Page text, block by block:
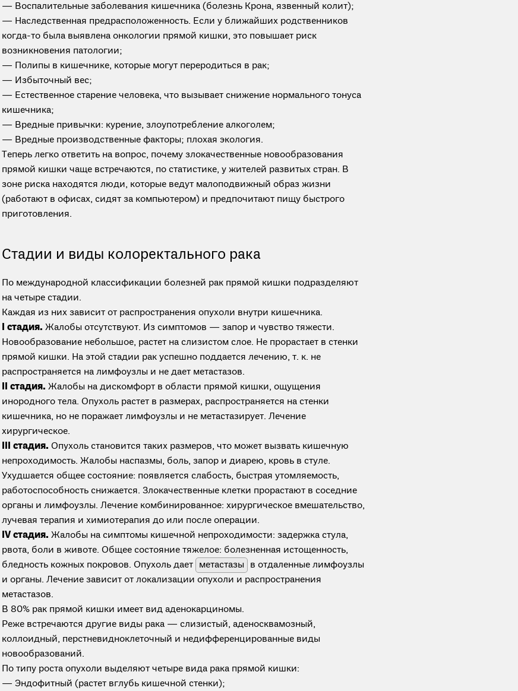
— Воспалительные заболевания кишечника (болезнь Крона, язвенный колит);
— Наследственная предрасположенность. Если у ближайших родственников
когда-то была выявлена онкологии прямой кишки, это повышает риск
возникновения патологии;
— Полипы в кишечнике, которые могут переродиться в рак;
— Избыточный вес;
— Естественное старение человека, что вызывает снижение нормального тонуса
кишечника;
— Вредные привычки: курение, злоупотребление алкоголем;
— Вредные производственные факторы; плохая экология.
Теперь легко ответить на вопрос, почему злокачественные новообразования
прямой кишки чаще встречаются, по статистике, у жителей развитых стран. В
зоне риска находятся люди, которые ведут малоподвижный образ жизни
(работают в офисах, сидят за компьютером) и предпочитают пищу быстрого
приготовления.
Стадии и виды колоректального рака
По международной классификации болезней рак прямой кишки подразделяют
на четыре стадии.
Каждая из них зависит от распространения опухоли внутри кишечника.
I стадия. Жалобы отсутствуют. Из симптомов — запор и чувство тяжести.
Новообразование небольшое, растет на слизистом слое. Не прорастает в стенки
прямой кишки. На этой стадии рак успешно поддается лечению, т. к. не
распространяется на лимфоузлы и не дает метастазов.
II стадия. Жалобы на дискомфорт в области прямой кишки, ощущения
инородного тела. Опухоль растет в размерах, распространяется на стенки
кишечника, но не поражает лимфоузлы и не метастазирует. Лечение
хирургическое.
III стадия. Опухоль становится таких размеров, что может вызвать кишечную
непроходимость. Жалобы наспазмы, боль, запор и диарею, кровь в стуле.
Ухудшается общее состояние: появляется слабость, быстрая утомляемость,
работоспособность снижается. Злокачественные клетки прорастают в соседние
органы и лимфоузлы. Лечение комбинированное: хирургическое вмешательство,
лучевая терапия и химиотерапия до или после операции.
IV стадия. Жалобы на симптомы кишечной непроходимости: задержка стула,
рвота, боли в животе. Общее состояние тяжелое: болезненная истощенность,
бледность кожных покровов. Опухоль дает метастазы в отдаленные лимфоузлы
и органы. Лечение зависит от локализации опухоли и распространения
метастазов.
В 80% рак прямой кишки имеет вид аденокарциномы.
Реже встречаются другие виды рака — слизистый, аденосквамозный,
коллоидный, перстневидноклеточный и недифференцированные виды
новообразований.
По типу роста опухоли выделяют четыре вида рака прямой кишки:
— Эндофитный (растет вглубь кишечной стенки);